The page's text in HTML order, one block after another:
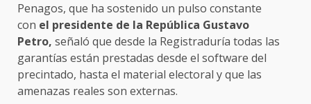
Penagos, que ha sostenido un pulso constante
con el presidente de la República Gustavo
Petro, señaló que desde la Registraduría todas las
garantías están prestadas desde el software del
precintado, hasta el material electoral y que las
amenazas reales son externas.